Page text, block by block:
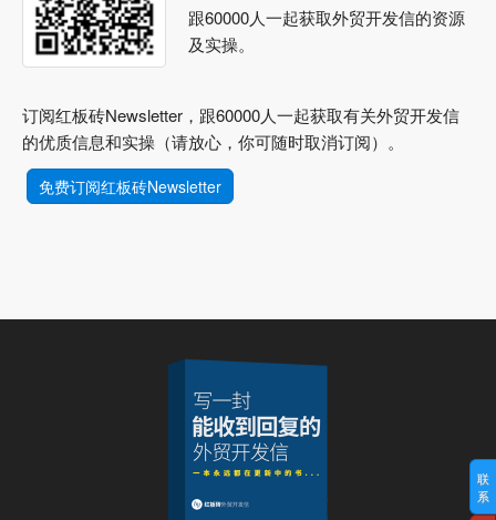
跟60000人一起获取外贸开发信的资源
及实操。
订阅红板砖Newsletter，跟60000人一起获取有关外贸开发信
的优质信息和实操（请放心，你可随时取消订阅）。
免费订阅红板砖Newsletter
联
系